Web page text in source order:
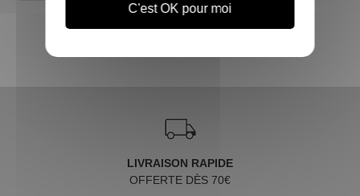
LIVRAISON RAPIDE
OFFERTE DÈS 70€
C'est OK pour moi